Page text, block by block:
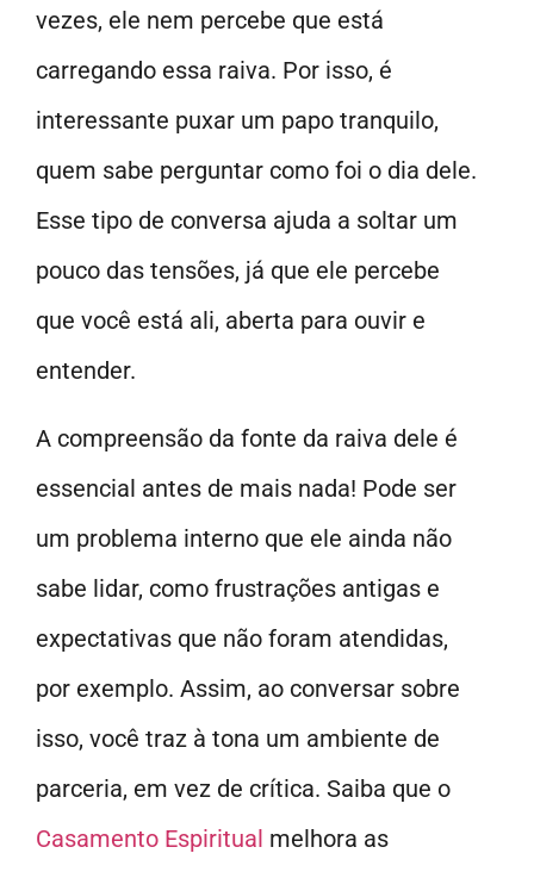
vezes, ele nem percebe que está
carregando essa raiva. Por isso, é
interessante puxar um papo tranquilo,
quem sabe perguntar como foi o dia dele.
Esse tipo de conversa ajuda a soltar um
pouco das tensões, já que ele percebe
que você está ali, aberta para ouvir e
entender.
A compreensão da fonte da raiva dele é
essencial antes de mais nada! Pode ser
um problema interno que ele ainda não
sabe lidar, como frustrações antigas e
expectativas que não foram atendidas,
por exemplo. Assim, ao conversar sobre
isso, você traz à tona um ambiente de
parceria, em vez de crítica. Saiba que o
Casamento Espiritual melhora as